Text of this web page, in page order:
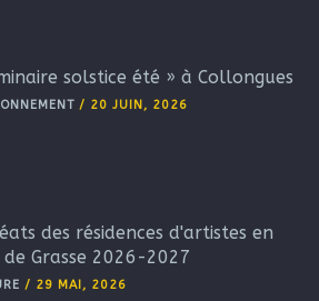
solstice été » à Collongues
/ 20 JUIN, 2026
des résidences d'artistes en
de Grasse 2026-2027
/ 29 MAI, 2026